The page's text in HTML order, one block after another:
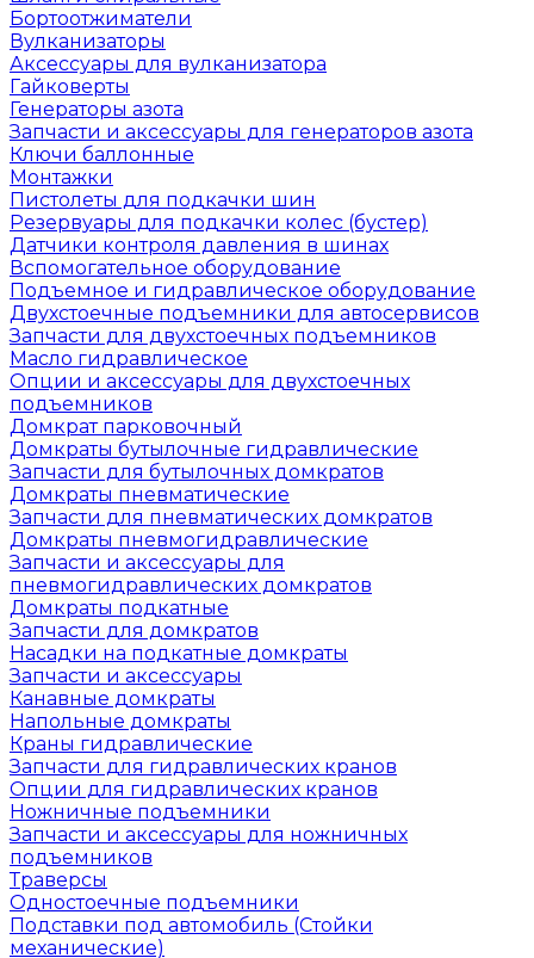
Бортоотжиматели
Вулканизаторы
Аксессуары для вулканизатора
Гайковерты
Генераторы азота
Запчасти и аксессуары для генераторов азота
Ключи баллонные
Монтажки
Пистолеты для подкачки шин
Резервуары для подкачки колес (бустер)
Датчики контроля давления в шинах
Вспомогательное оборудование
Подъемное и гидравлическое оборудование
Двухстоечные подъемники для автосервисов
Запчасти для двухстоечных подъемников
Масло гидравлическое
Опции и аксессуары для двухстоечных
подъемников
Домкрат парковочный
Домкраты бутылочные гидравлические
Запчасти для бутылочных домкратов
Домкраты пневматические
Запчасти для пневматических домкратов
Домкраты пневмогидравлические
Запчасти и аксессуары для
пневмогидравлических домкратов
Домкраты подкатные
Запчасти для домкратов
Насадки на подкатные домкраты
Запчасти и аксессуары
Канавные домкраты
Напольные домкраты
Краны гидравлические
Запчасти для гидравлических кранов
Опции для гидравлических кранов
Ножничные подъемники
Запчасти и аксессуары для ножничных
подъемников
Траверсы
Одностоечные подъемники
Подставки под автомобиль (Стойки
механические)